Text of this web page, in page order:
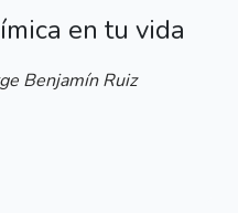
en tu vida
Benjamín Ruiz